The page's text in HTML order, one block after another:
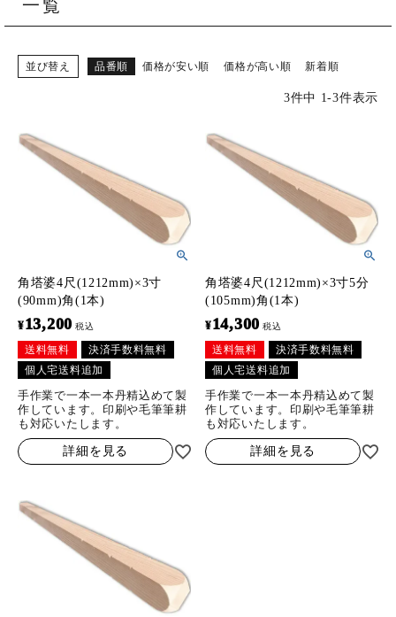
プライバシーポリシー
お問い合わせ
一覧
並び替え 品番順 価格が安い順 価格が高い順 新着順
3件中 1-3件表示
角塔婆4尺(1212mm)×3寸
(90mm)角(1本)
¥13,200 税込
送料無料
決済手数料無料
個人宅送料追加
手作業で一本一本丹精込めて製
作しています。印刷や毛筆筆耕
も対応いたします。
詳細を見る
角塔婆4尺(1212mm)×3寸5分
(105mm)角(1本)
¥14,300 税込
送料無料
決済手数料無料
個人宅送料追加
手作業で一本一本丹精込めて製
作しています。印刷や毛筆筆耕
も対応いたします。
詳細を見る